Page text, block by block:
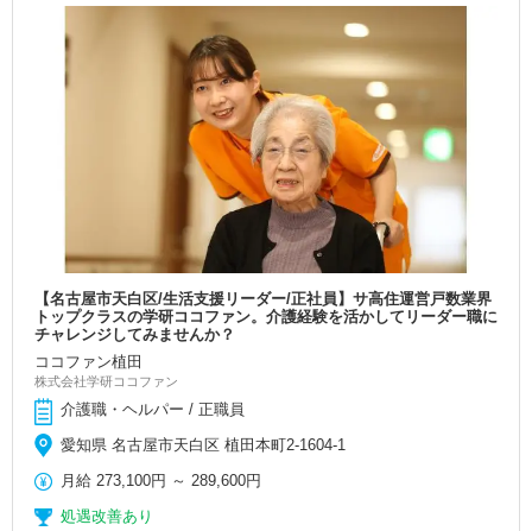
【名古屋市天白区/生活支援リーダー/正社員】サ高住運営戸数業界
トップクラスの学研ココファン。介護経験を活かしてリーダー職に
チャレンジしてみませんか？
ココファン植田
株式会社学研ココファン
介護職・ヘルパー / 正職員
愛知県 名古屋市天白区 植田本町2-1604-1
月給 273,100円 ～ 289,600円
処遇改善あり